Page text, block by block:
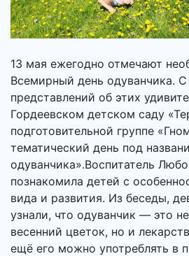
13 мая ежегодно отмечают
Всемирный день одуванчика.
представлений об этих
Гордеевском детском саду
подготовительной группе
тематический день под
одуванчика».Воспитатель
познакомила детей с
вида и развития. Из беседы,
узнали, что одуванчик — это
весенний цветок, но и
ещё его можно употреблять в